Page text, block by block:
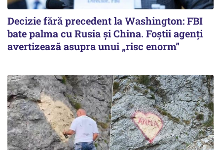
Decizie fără precedent la Washington: FBI
bate palma cu Rusia și China. Foștii agenți
avertizează asupra unui „risc enorm”